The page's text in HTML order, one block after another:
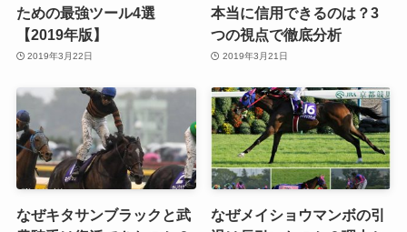
ための最強ツール4選
【2019年版】
2019年3月22日
本当に信用できるのは？3
つの視点で徹底分析
2019年3月21日
なぜキタサンブラックと武
なぜメイショウマンボの引